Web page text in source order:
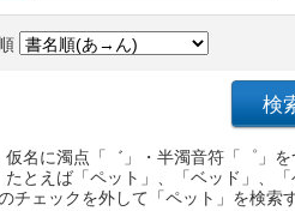
名に濁点「゛」・半濁音符「゜」
たとえば「ペット」、「ベッド」、
チェックを外して「ペット」を検